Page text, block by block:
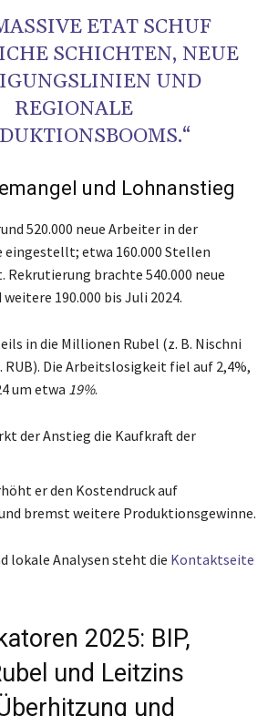
ETAT SCHUF
SCHICHTEN, NEUE
UND
REGIONALE
und Lohnanstieg
520.000 neue Arbeiter in der
eingestellt; etwa 160.000 Stellen
brachte 540.000 neue
190.000 bis Juli 2024.
in die Millionen Rubel (z. B. Nischni
RUB). Die Arbeitslosigkeit fiel auf 2,4%,
um etwa 19%.
der Anstieg die Kaufkraft der
er den Kostendruck auf
bremst weitere Produktionsgewinne.
lokale Analysen steht die Kontaktseite
2025: BIP,
und Leitzins
und